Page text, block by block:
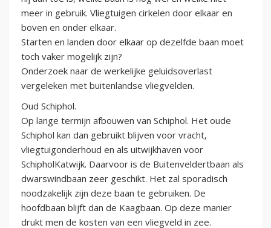
meer in gebruik. Vliegtuigen cirkelen door elkaar en
boven en onder elkaar.
Starten en landen door elkaar op dezelfde baan moet
toch vaker mogelijk zijn?
Onderzoek naar de werkelijke geluidsoverlast
vergeleken met buitenlandse vliegvelden.
Oud Schiphol.
Op lange termijn afbouwen van Schiphol. Het oude
Schiphol kan dan gebruikt blijven voor vracht,
vliegtuigonderhoud en als uitwijkhaven voor
SchipholKatwijk. Daarvoor is de Buitenveldertbaan als
dwarswindbaan zeer geschikt. Het zal sporadisch
noodzakelijk zijn deze baan te gebruiken. De
hoofdbaan blijft dan de Kaagbaan. Op deze manier
drukt men de kosten van een vliegveld in zee.